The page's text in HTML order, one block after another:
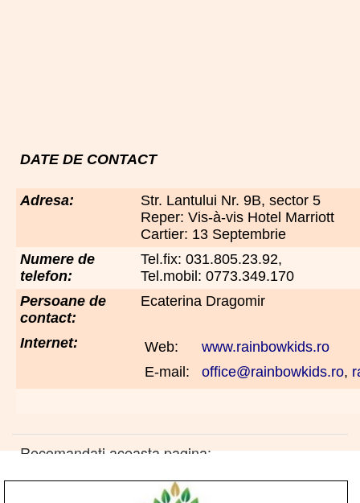
DATE DE CONTACT
Adresa:
Str. Lantului Nr. 9B, sector 5
Reper: Vis-à-vis Hotel Marriott
Cartier: 13 Septembrie
Numere de
telefon:
Tel.fix: 031.805.23.92,
Tel.mobil: 0773.349.170
Persoane de
contact:
Ecaterina Dragomir
Internet: Web:
www.rainbowkids.ro
E-mail:
office@rainbowkids.ro,
Recomandati aceasta pagina: